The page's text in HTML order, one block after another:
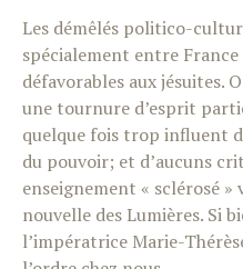
Les démêlés politico-
spécialement entre
défavorables aux jésuites.
une tournure d’esprit
quelque fois trop influent
du pouvoir; et d’aucuns
enseignement « sclérosé »
nouvelle des Lumières. Si
l’impératrice Marie-